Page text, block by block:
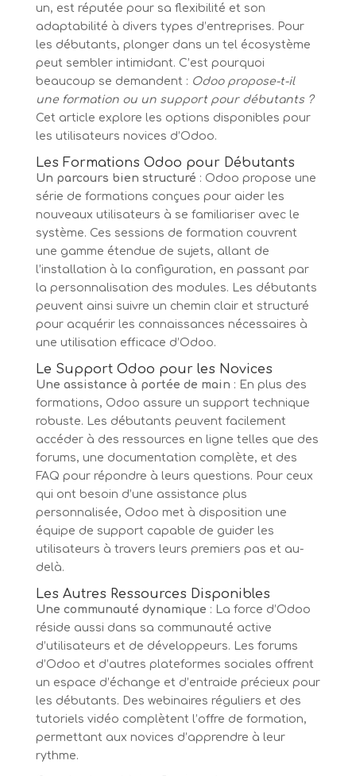
un, est réputée pour sa flexibilité et son
adaptabilité à divers types d’entreprises. Pour
les débutants, plonger dans un tel écosystème
peut sembler intimidant. C’est pourquoi
beaucoup se demandent : Odoo propose-t-il
une formation ou un support pour débutants ?
Cet article explore les options disponibles pour
les utilisateurs novices d’Odoo.
Les Formations Odoo pour Débutants
Un parcours bien structuré : Odoo propose une
série de formations conçues pour aider les
nouveaux utilisateurs à se familiariser avec le
système. Ces sessions de formation couvrent
une gamme étendue de sujets, allant de
l’installation à la configuration, en passant par
la personnalisation des modules. Les débutants
peuvent ainsi suivre un chemin clair et structuré
pour acquérir les connaissances nécessaires à
une utilisation efficace d’Odoo.
Le Support Odoo pour les Novices
Une assistance à portée de main : En plus des
formations, Odoo assure un support technique
robuste. Les débutants peuvent facilement
accéder à des ressources en ligne telles que des
forums, une documentation complète, et des
FAQ pour répondre à leurs questions. Pour ceux
qui ont besoin d’une assistance plus
personnalisée, Odoo met à disposition une
équipe de support capable de guider les
utilisateurs à travers leurs premiers pas et au-
delà.
Les Autres Ressources Disponibles
Une communauté dynamique : La force d’Odoo
réside aussi dans sa communauté active
d’utilisateurs et de développeurs. Les forums
d’Odoo et d’autres plateformes sociales offrent
un espace d’échange et d’entraide précieux pour
les débutants. Des webinaires réguliers et des
tutoriels vidéo complètent l’offre de formation,
permettant aux novices d’apprendre à leur
rythme.